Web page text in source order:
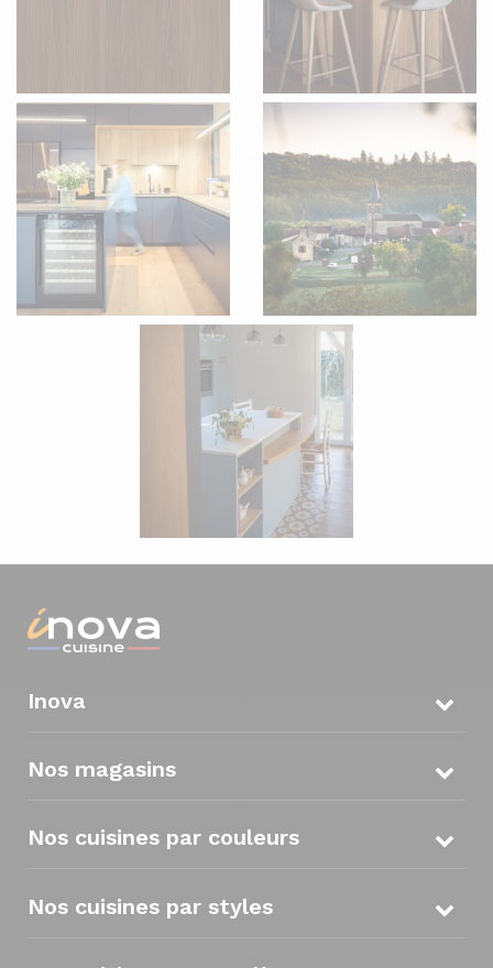
Inova
Nos magasins
Nos cuisines par couleurs
Nos cuisines par styles